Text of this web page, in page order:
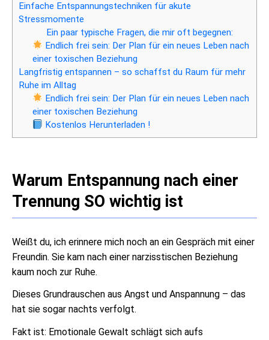
Einfache Entspannungstechniken für akute
Stressmomente
Ein paar typische Fragen, die mir oft begegnen:
Endlich frei sein: Der Plan für ein neues Leben nach
einer toxischen Beziehung
Langfristig entspannen – so schaffst du Raum für mehr
Ruhe im Alltag
Endlich frei sein: Der Plan für ein neues Leben nach
einer toxischen Beziehung
Kostenlos Herunterladen !
Warum Entspannung nach einer
Trennung SO wichtig ist
Weißt du, ich erinnere mich noch an ein Gespräch mit einer
Freundin. Sie kam nach einer narzisstischen Beziehung
kaum noch zur Ruhe.
Dieses Grundrauschen aus Angst und Anspannung – das
hat sie sogar nachts verfolgt.
Fakt ist: Emotionale Gewalt schlägt sich aufs